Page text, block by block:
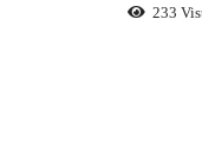
233